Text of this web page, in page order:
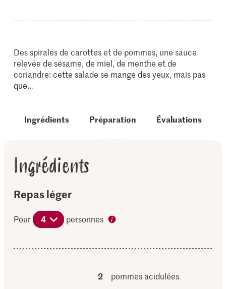
Des spirales de carottes et de pommes, une sauce
relevée de sésame, de miel, de menthe et de
coriandre: cette salade se mange des yeux, mais pas
que…
Ingrédients Préparation Évaluations
Ingrédients
Repas léger
Pour 4 personnes
2
pommes acidulées